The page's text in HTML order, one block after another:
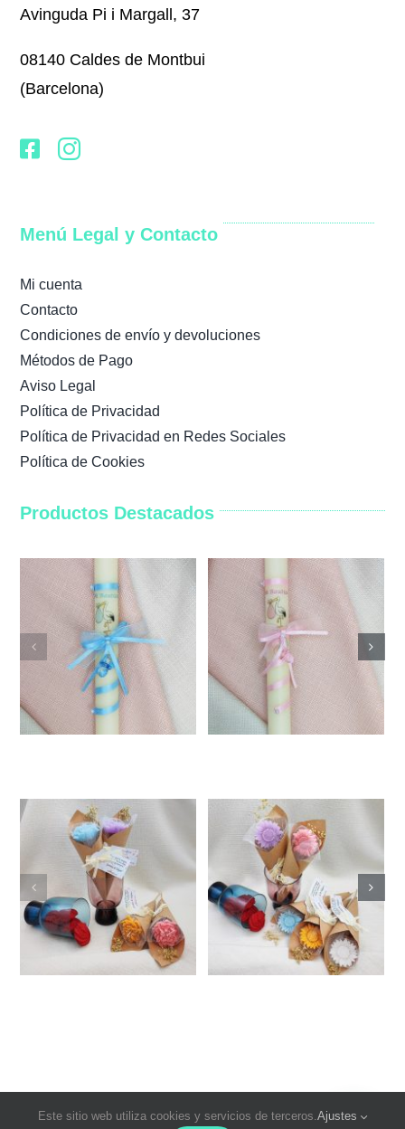
Avinguda Pi i Margall, 37
08140 Caldes de Montbui
(Barcelona)
Menú Legal y Contacto
Mi cuenta
Contacto
Condiciones de envío y devoluciones
Métodos de Pago
Aviso Legal
Política de Privacidad
Política de Privacidad en Redes Sociales
Política de Cookies
Productos Destacados
Este sitio web utiliza cookies y servicios de terceros.Ajustes